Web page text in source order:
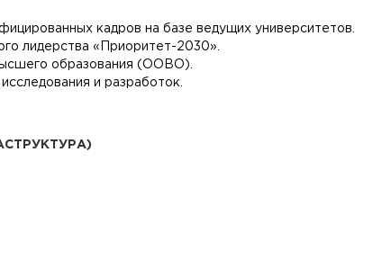
кадров на базе ведущих университетов.
лидерства «Приоритет-2030».
образования (ООВО).
и разработок.